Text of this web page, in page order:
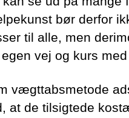
bør derfor
til alle, men
vej og kurs
vægttabsmetode
at de tilsigtede